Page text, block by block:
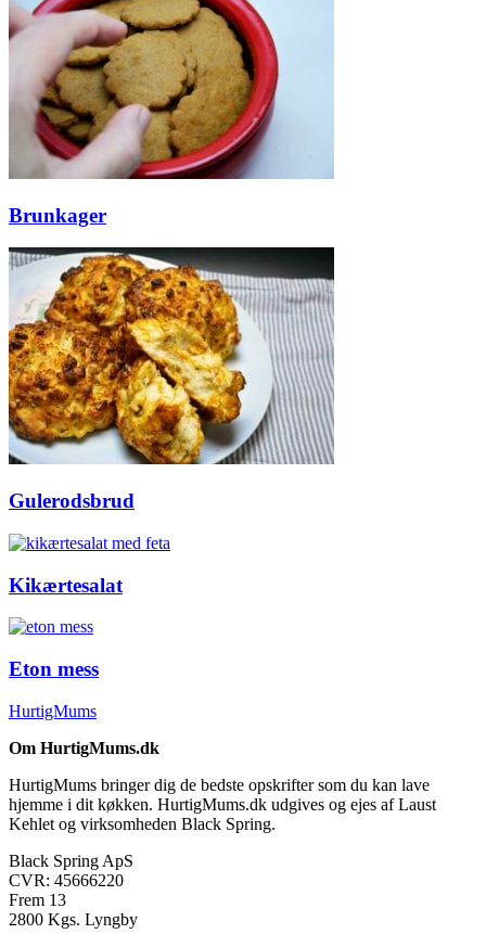
Brunkager
Gulerodsbrud
Kikærtesalat
Eton mess
HurtigMums
Om HurtigMums.dk
HurtigMums bringer dig de bedste opskrifter som du kan lave
hjemme i dit køkken. HurtigMums.dk udgives og ejes af Laust
Kehlet og virksomheden Black Spring.
Black Spring ApS
CVR: 45666220
Frem 13
2800 Kgs. Lyngby